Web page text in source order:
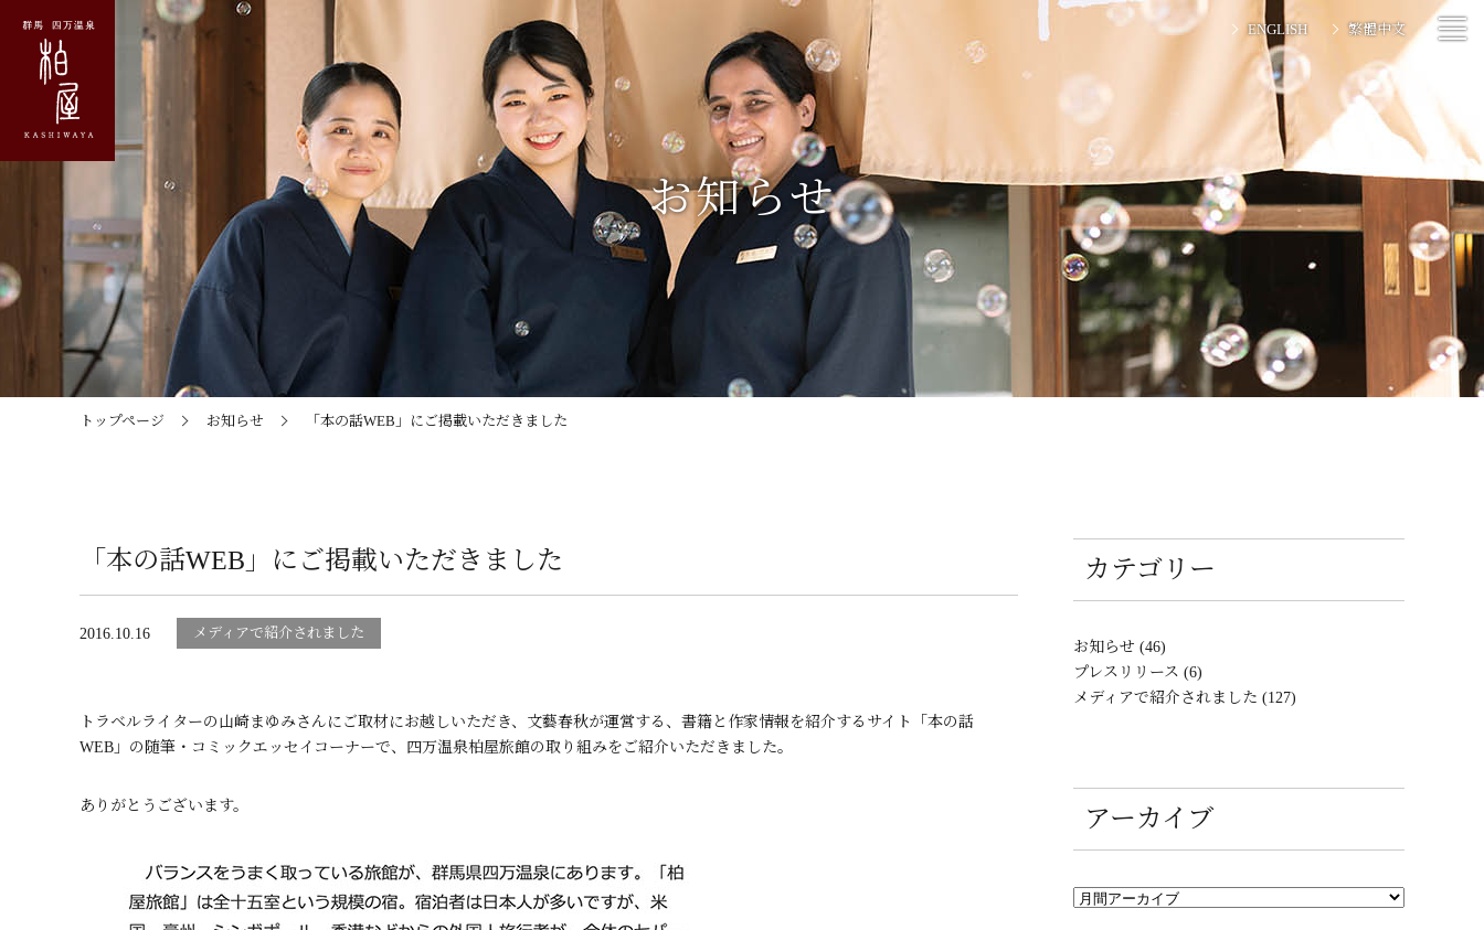
ENGLISH 繁體中文
お知らせ
トップページ お知らせ 「本の話WEB」にご掲載いただきました
「本の話WEB」にご掲載いただきました
2016.10.16 メディアで紹介されました
トラベルライターの山崎まゆみさんにご取材にお越しいただき、文藝春秋が運営する、書籍と作家情報を紹介するサイト「本の話
WEB」の随筆・コミックエッセイコーナーで、四万温泉柏屋旅館の取り組みをご紹介いただきました。
ありがとうございます。
カテゴリー
お知らせ (46)
プレスリリース (6)
メディアで紹介されました (127)
アーカイブ